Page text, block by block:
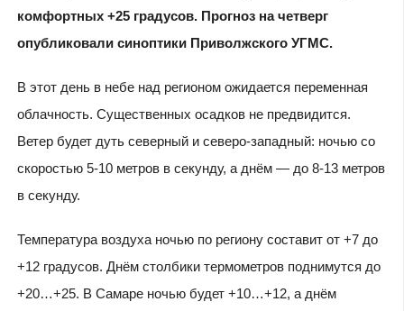
комфортных +25 градусов. Прогноз на четверг
опубликовали синоптики Приволжского УГМС.
В этот день в небе над регионом ожидается переменная
облачность. Существенных осадков не предвидится.
Ветер будет дуть северный и северо-западный: ночью со
скоростью 5-10 метров в секунду, а днём — до 8-13 метров
в секунду.
Температура воздуха ночью по региону составит от +7 до
+12 градусов. Днём столбики термометров поднимутся до
+20…+25. В Самаре ночью будет +10…+12, а днём